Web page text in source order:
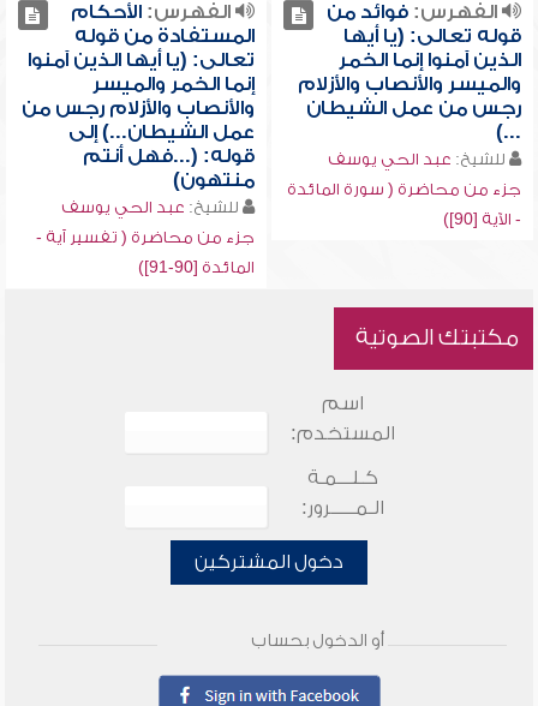
الفهرس:فوائد من
قوله تعالى: (يا أيها
الذين آمنوا إنما الخمر
والميسر والأنصاب والأزلام
رجس من عمل الشيطان
...)
للشيخ: عبد الحي يوسف
جزء من محاضرة ( سورة المائدة
- الآية [90])
الفهرس:الأحكام
المستفادة من قوله
تعالى: (يا أيها الذين آمنوا
إنما الخمر والميسر
والأنصاب والأزلام رجس من
عمل الشيطان...) إلى
قوله: (...فهل أنتم
منتهون)
للشيخ: عبد الحي يوسف
جزء من محاضرة ( تفسير آية -
المائدة [90-91])
مكتبتك الصوتية
اسم
المستخدم:
كـلـــمـة
الـمـــــرور:
دخول المشتركين
أو الدخول بحساب